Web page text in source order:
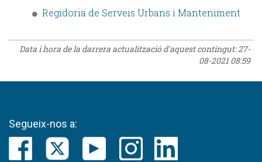
Regidoria de Serveis Urbans i Manteniment
Data i hora de la darrera actualització d'aquest contingut:27-
08-2021 08:59
Segueix-nos a: